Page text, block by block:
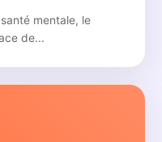
mentale, le
de...